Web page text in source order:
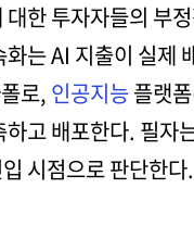
한 투자자들의 부
는 AI 지출이 실제
로, 인공지능플랫
고 배포한다. 필자
시점으로 판단한다.